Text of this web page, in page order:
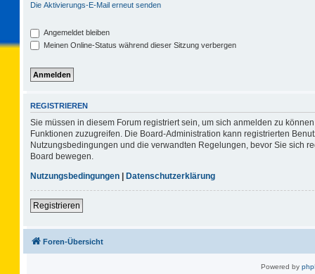
Die Aktivierungs-E-Mail erneut senden
Angemeldet bleiben
Meinen Online-Status während dieser Sitzung verbergen
REGISTRIEREN
Sie müssen in diesem Forum registriert sein, um sich anmelden zu
Funktionen zuzugreifen. Die Board-Administration kann registrierten
Nutzungsbedingungen und die verwandten Regelungen, bevor Sie sich
Board bewegen.
Nutzungsbedingungen | Datenschutzerklärung
Registrieren
Foren-Übersicht
Powered by